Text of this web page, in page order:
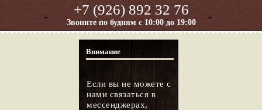
+7 (926) 892 32 76
Звоните по будням с 10:00 до 19:00
Внимание
Если вы не можете с
нами связаться в
мессенджерах,